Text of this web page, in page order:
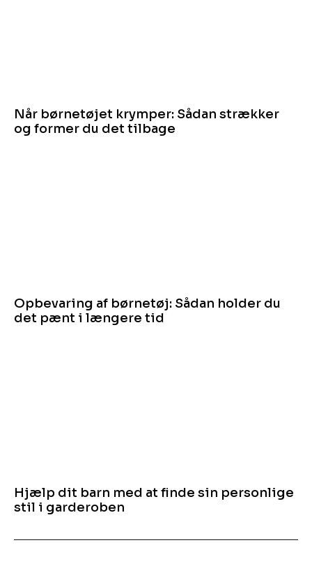
Når børnetøjet krymper: Sådan strækker
og former du det tilbage
Opbevaring af børnetøj: Sådan holder du
det pænt i længere tid
Hjælp dit barn med at finde sin personlige
stil i garderoben